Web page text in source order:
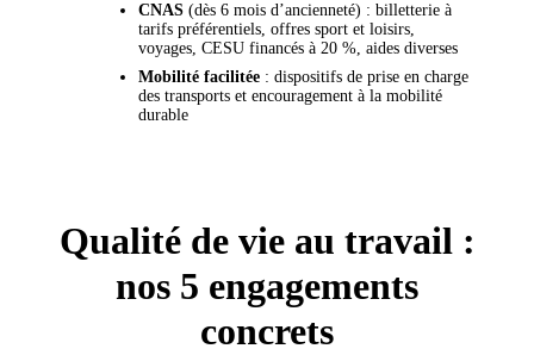
CNAS (dès 6 mois d’ancienneté) : billetterie à
tarifs préférentiels, offres sport et loisirs,
voyages, CESU financés à 20 %, aides diverses
Mobilité facilitée : dispositifs de prise en charge
des transports et encouragement à la mobilité
durable
Qualité de vie au travail :
nos 5 engagements
concrets